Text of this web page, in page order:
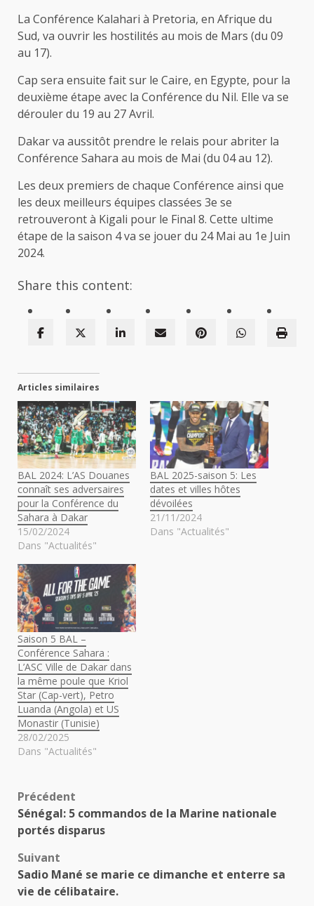
La Conférence Kalahari à Pretoria, en Afrique du
Sud, va ouvrir les hostilités au mois de Mars (du 09
au 17).
Cap sera ensuite fait sur le Caire, en Egypte, pour la
deuxième étape avec la Conférence du Nil. Elle va se
dérouler du 19 au 27 Avril.
Dakar va aussitôt prendre le relais pour abriter la
Conférence Sahara au mois de Mai (du 04 au 12).
Les deux premiers de chaque Conférence ainsi que
les deux meilleurs équipes classées 3e se
retrouveront à Kigali pour le Final 8. Cette ultime
étape de la saison 4 va se jouer du 24 Mai au 1e Juin
2024.
Share this content:
Articles similaires
BAL 2024: L’AS Douanes
connaît ses adversaires
pour la Conférence du
Sahara à Dakar
15/02/2024
Dans "Actualités"
BAL 2025-saison 5: Les
dates et villes hôtes
dévoilées
21/11/2024
Dans "Actualités"
Saison 5 BAL –
Conférence Sahara :
L’ASC Ville de Dakar dans
la même poule que Kriol
Star (Cap-vert), Petro
Luanda (Angola) et US
Monastir (Tunisie)
28/02/2025
Dans "Actualités"
Navigation
d’article
Précédent
Sénégal: 5 commandos de la Marine nationale
portés disparus
Suivant
Sadio Mané se marie ce dimanche et enterre sa
vie de célibataire.